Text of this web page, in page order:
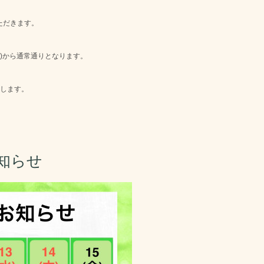
きます。
ら通常通りとなります。
ます。
らせ